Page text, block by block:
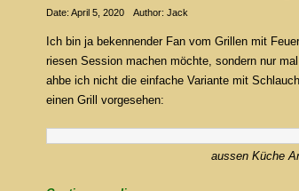
Date: April 5, 2020 Author: Jack
Ich bin ja bekennender Fan vom Grillen mit
riesen Session machen möchte, sondern nur
ahbe ich nicht die einfache Variante mit
einen Grill vorgesehen:
aussen Küche